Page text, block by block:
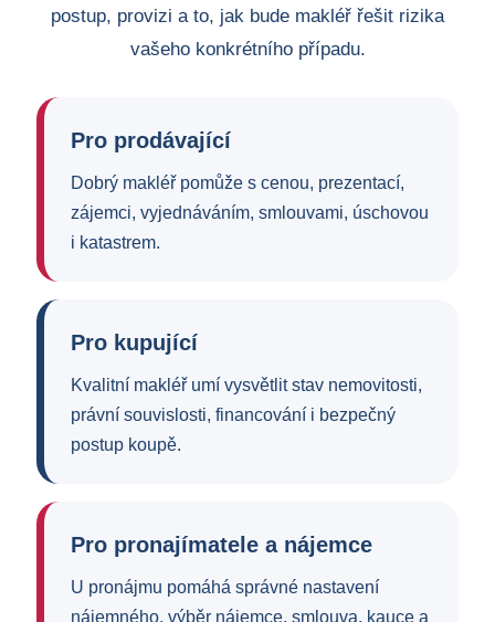
postup, provizi a to, jak bude makléř řešit rizika
vašeho konkrétního případu.
Pro prodávající
Dobrý makléř pomůže s cenou, prezentací,
zájemci, vyjednáváním, smlouvami, úschovou
i katastrem.
Pro kupující
Kvalitní makléř umí vysvětlit stav nemovitosti,
právní souvislosti, financování i bezpečný
postup koupě.
Pro pronajímatele a nájemce
U pronájmu pomáhá správné nastavení
nájemného, výběr nájemce, smlouva, kauce a